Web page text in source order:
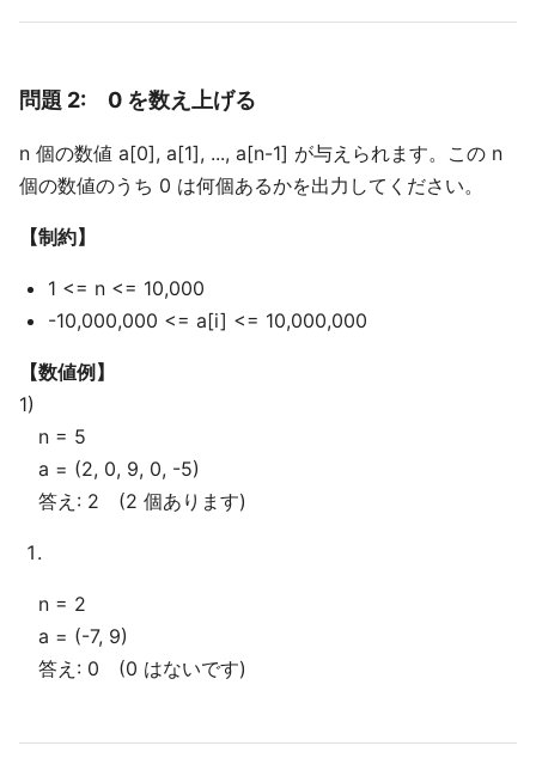
問題 2: 0 を数え上げる
n 個の数値 a[0], a[1], ..., a[n-1] が与えられます。この n
個の数値のうち 0 は何個あるかを出力してください。
【制約】
1 <= n <= 10,000
-10,000,000 <= a[i] <= 10,000,000
【数値例】
1)
n = 5
a = (2, 0, 9, 0, -5)
答え: 2 (2 個あります)
n = 2
a = (-7, 9)
答え: 0 (0 はないです)